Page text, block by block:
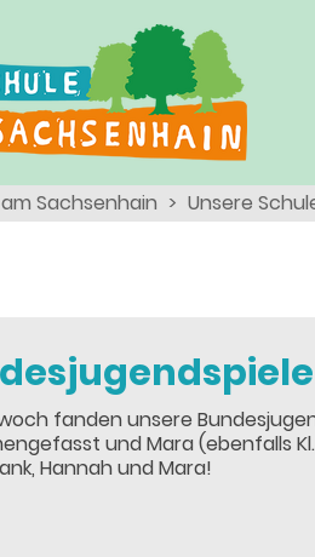
Sachsenhain Unsere
fanden unsere
und Mara (ebenfalls
Hannah und Mara!
Menschen
Ganztagsschule